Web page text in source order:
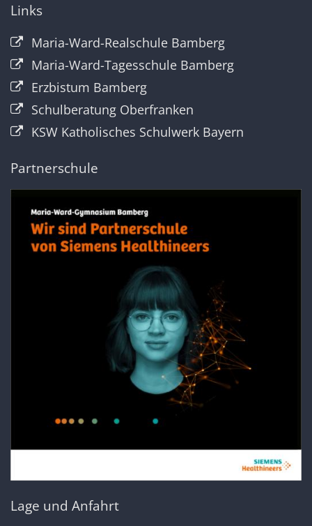
Links
Maria-Ward-Realschule Bamberg
Maria-Ward-Tagesschule Bamberg
Erzbistum Bamberg
Schulberatung Oberfranken
KSW Katholisches Schulwerk Bayern
Partnerschule
Lage und Anfahrt